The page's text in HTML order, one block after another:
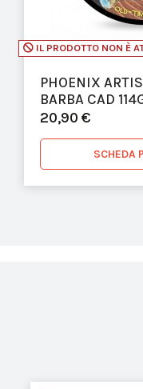
IL PRODOTTO NON È
PHOENIX
BARBA CAD
20,90 €
SCHEDA